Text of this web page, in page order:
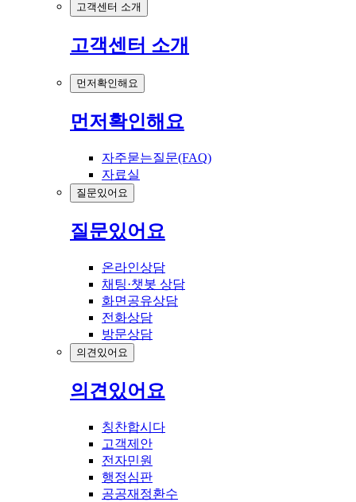
고객센터 소개
고객센터 소개
먼저확인해요
먼저확인해요
자주묻는질문(FAQ)
자료실
질문있어요
질문있어요
온라인상담
채팅·챗봇 상담
화면공유상담
전화상담
방문상담
의견있어요
의견있어요
칭찬합시다
고객제안
전자민원
행정심판
공공재정환수